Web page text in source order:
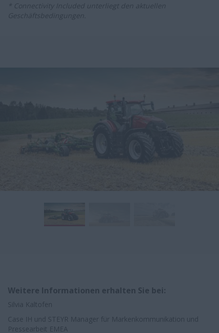
* Connectivity Included unterliegt den aktuellen
Geschäftsbedingungen.
Weitere Informationen erhalten Sie bei:
Silvia Kaltofen
Case IH und STEYR Manager für Markenkommunikation und
Pressearbeit EMEA